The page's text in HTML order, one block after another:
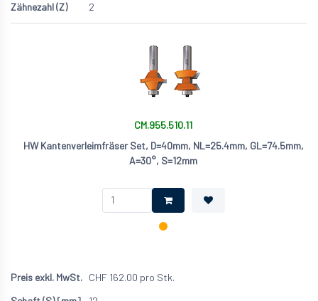
2
CM.955.510.11
HW Kantenverleimfräser Set, D=40mm, NL=25.4mm, GL=74.5mm,
A=30°, S=12mm
CHF 162.00 pro Stk.